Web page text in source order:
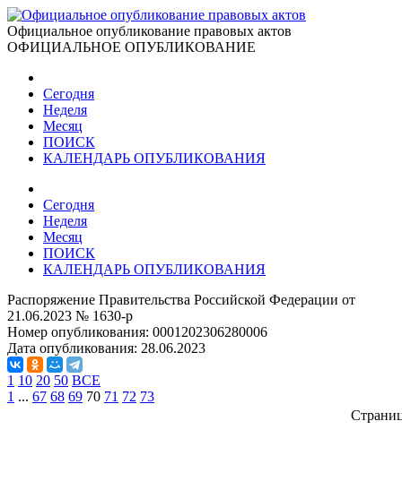
Официальное опубликование правовых актов
ОФИЦИАЛЬНОЕ ОПУБЛИКОВАНИЕ
Сегодня
Неделя
Месяц
ПОИСК
КАЛЕНДАРЬ ОПУБЛИКОВАНИЯ
Сегодня
Неделя
Месяц
ПОИСК
КАЛЕНДАРЬ ОПУБЛИКОВАНИЯ
Распоряжение Правительства Российской Федерации от
21.06.2023 № 1630-р
Номер опубликования: 0001202306280006
Дата опубликования: 28.06.2023
1 10 20 50 ВСЕ
1 ... 67 68 69 70 71 72 73